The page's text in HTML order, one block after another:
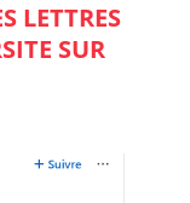
LETTRES
SUR